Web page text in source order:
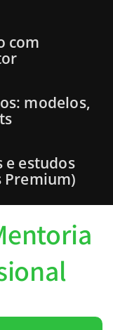
com
modelos,
e estudos
Premium)